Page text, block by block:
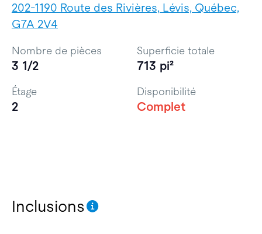
202-1190 Route des Rivières, Lévis, Québec,
G7A 2V4
Inclusions
Nombre de pièces
3 1/2
Superficie totale
713 pi²
Étage
2
Disponibilité
Complet